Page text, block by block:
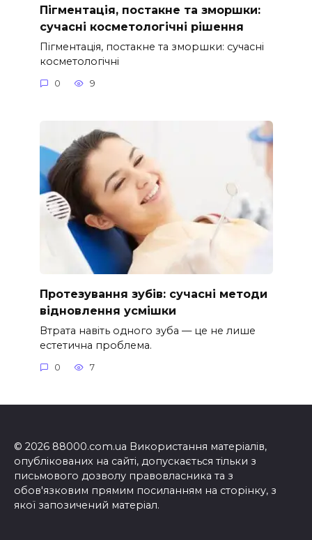
Пігментація, постакне та зморшки:
сучасні косметологічні рішення
Пігментація, постакне та зморшки: сучасні
косметологічні
0 9
Протезування зубів: сучасні методи
відновлення усмішки
Втрата навіть одного зуба — це не лише
естетична проблема.
0 7
© 2026 88000.com.ua Використання матеріалів,
опублікованих на сайті, допускається тільки з
письмового дозволу правовласника та з
обов'язковим прямим посиланням на сторінку, з
якої запозичений матеріал.